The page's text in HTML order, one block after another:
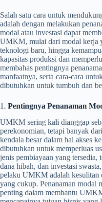
Salah satu cara untuk
adalah dengan melakukan
modal atau investasi dapat
UMKM, mulai dari modal kerja
teknologi baru, hingga
kapasitas produksi dan
membahas pentingnya
manfaatnya, serta cara-cara
dibutuhkan untuk tumbuh dan
1. Pentingnya Penanaman
UMKM sering kali dianggap
perekonomian, tetapi banyak
kendala besar dalam hal akses
dibutuhkan untuk memperluas
jenis pembiayaan yang tersedia,
dana hibah, dan investasi
pelaku UMKM adalah kesulitan
yang cukup. Penanaman modal
penting dalam membantu